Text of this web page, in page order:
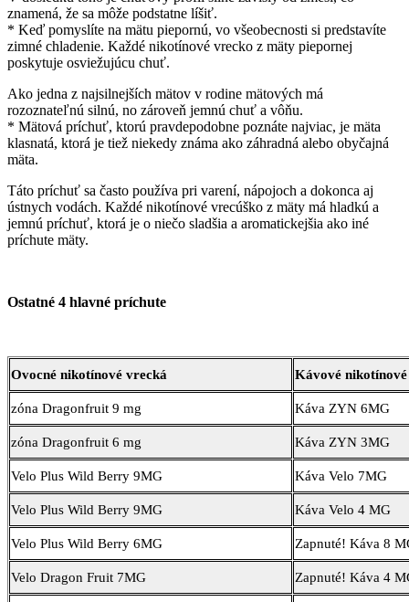
znamená, že sa môže podstatne líšiť.
* Keď pomyslíte na mätu piepornú, vo všeobecnosti si predstavíte
zimné chladenie. Každé nikotínové vrecko z mäty piepornej
poskytuje osviežujúcu chuť.
Ako jedna z najsilnejších mätov v rodine mätových má
rozoznateľnú silnú, no zároveň jemnú chuť a vôňu.
* Mätová príchuť, ktorú pravdepodobne poznáte najviac, je mäta
klasnatá, ktorá je tiež niekedy známa ako záhradná alebo obyčajná
mäta.
Táto príchuť sa často používa pri varení, nápojoch a dokonca aj
ústnych vodách. Každé nikotínové vrecúško z mäty má hladkú a
jemnú príchuť, ktorá je o niečo sladšia a aromatickejšia ako iné
príchute mäty.
Ostatné 4 hlavné príchute
Ovocné nikotínové vrecká Kávové
zóna Dragonfruit 9 mg Káva ZYN 6MG
zóna Dragonfruit 6 mg Káva ZYN 3MG
Velo Plus Wild Berry 9MG Káva Velo 7MG
Velo Plus Wild Berry 9MG Káva Velo 4 MG
Velo Plus Wild Berry 6MG Zapnuté! Káva 8
Velo Dragon Fruit 7MG Zapnuté! Káva 4